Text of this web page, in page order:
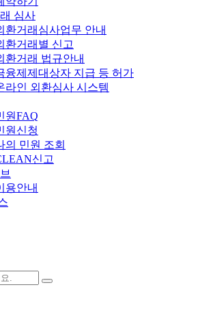
심사
환거래심사업무 안내
환거래별 신고
환거래 법규안내
융제제대상자 지급 등 허가
라인 외환심사 시스템
원FAQ
원신청
의 민원 조회
신고
용안내